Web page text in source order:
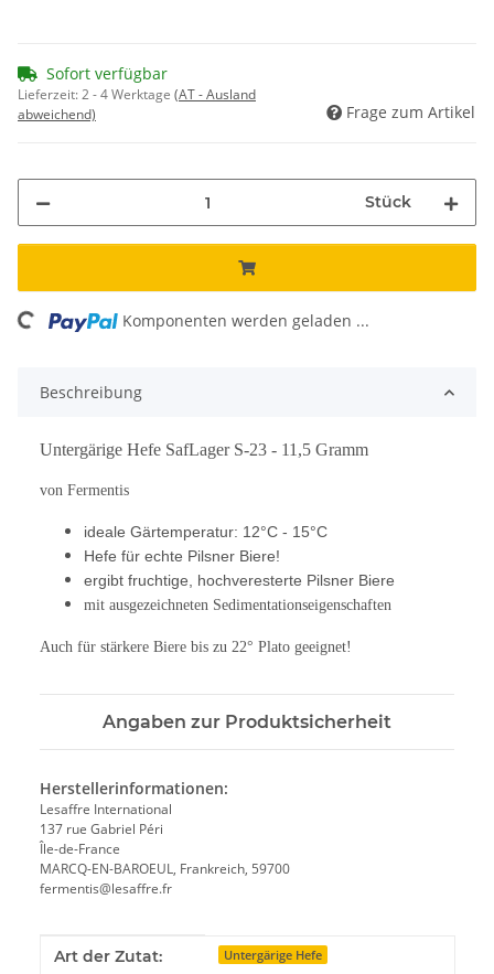
Sofort verfügbar
Lieferzeit:2 - 4 Werktage (AT - Ausland
abweichend)
Frage zum Artikel
Stück
Komponenten werden geladen ...
Beschreibung
Untergärige Hefe SafLager S-23 - 11,5 Gramm
von Fermentis
ideale Gärtemperatur: 12°C - 15°C
Hefe für echte Pilsner Biere!
ergibt fruchtige, hochveresterte Pilsner Biere
mit ausgezeichneten Sedimentationseigenschaften
Auch für stärkere Biere bis zu 22° Plato geeignet!
Angaben zur Produktsicherheit
Herstellerinformationen:
Lesaffre International
137 rue Gabriel Péri
Île-de-France
MARCQ-EN-BAROEUL, Frankreich, 59700
fermentis@lesaffre.fr
Produkteigenschaft
Wert
Art der Zutat: Untergärige Hefe